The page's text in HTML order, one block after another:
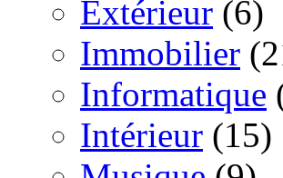
Extérieur (6)
Immobilier
Informatique
Intérieur (15)